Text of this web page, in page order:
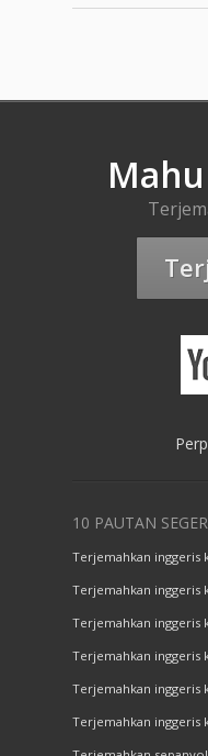
10 PAUTAN
Terjemahkan inggeris
Terjemahkan inggeris
Terjemahkan inggeris
Terjemahkan inggeris
Terjemahkan inggeris
Terjemahkan inggeris